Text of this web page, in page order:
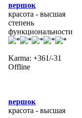
вершок
красота - высшая
степень
функциональности
Karma: +361/-31
Offline
вершок
красота - высшая